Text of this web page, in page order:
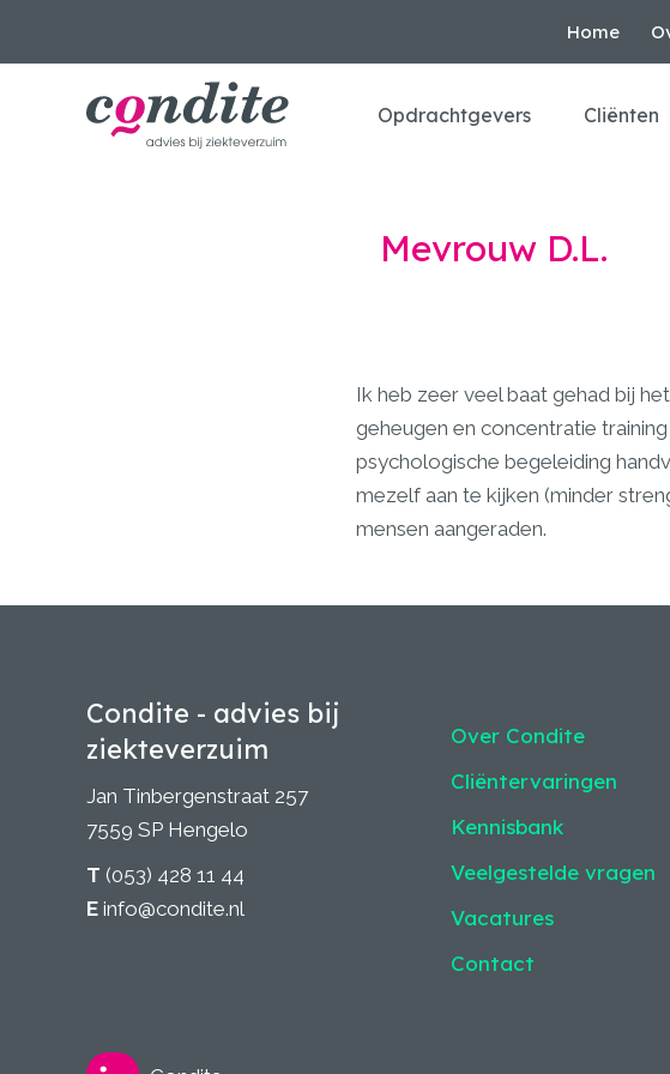
Home
Opdrachtgevers Cliënten
Mevrouw D.L.
Ik heb zeer veel baat gehad bij
geheugen en concentratie
psychologische begeleiding
mezelf aan te kijken (minder
mensen aangeraden.
Condite - advies bij
ziekteverzuim
Jan Tinbergenstraat 257
7559 SP Hengelo
T (053) 428 11 44
E info@condite.nl
Over Condite
Cliëntervaringen
Kennisbank
Veelgestelde vragen
Vacatures
Contact